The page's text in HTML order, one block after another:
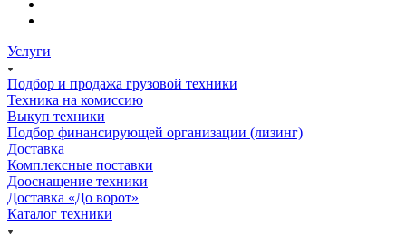
Услуги
Подбор и продажа грузовой техники
Техника на комиссию
Выкуп техники
Подбор финансирующей организации (лизинг)
Доставка
Комплексные поставки
Дооснащение техники
Доставка «До ворот»
Каталог техники